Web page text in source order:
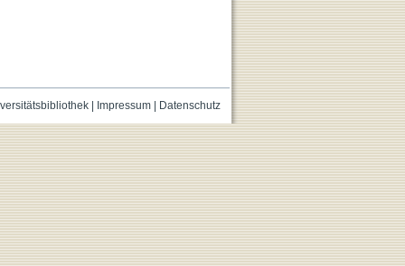
| Impressum| Datenschutz